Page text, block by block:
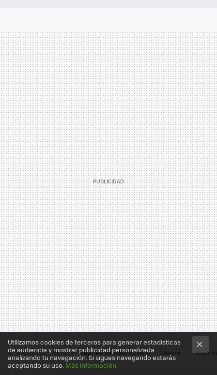
TEMAS DE INTERÉS Mejores moviles 2026
Utilizamos cookies de terceros para generar estadísticas
de audiencia y mostrar publicidad personalizada
analizando tu navegación. Si sigues navegando estarás
aceptando su uso. Más información